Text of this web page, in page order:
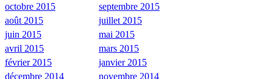
octobre 2015
septembre 2015
août 2015
juillet 2015
juin 2015
mai 2015
avril 2015
mars 2015
février 2015
janvier 2015
décembre 2014
novembre 2014